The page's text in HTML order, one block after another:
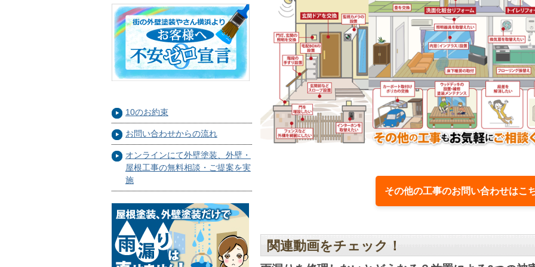
10のお約束
お問い合わせからの流れ
オンラインにて外壁塗装、外壁・
屋根工事の無料相談・ご提案を実
施
その他の工事のお問い合わせは
関連動画をチェック！